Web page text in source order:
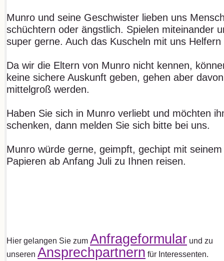
Munro und seine Geschwister lieben uns
schüchtern oder ängstlich. Spielen miteinander
super gerne. Auch das Kuscheln mit uns
Da wir die Eltern von Munro nicht kennen,
keine sichere Auskunft geben, gehen aber
mittelgroß werden.
Haben Sie sich in Munro verliebt und möchten
schenken, dann melden Sie sich bitte bei uns.
Munro würde gerne, geimpft, gechipt mit
Papieren ab Anfang Juli zu Ihnen reisen.
Hier gelangen Sie zum Anfrageformular und zu
unseren Ansprechpartnern für Interessenten.